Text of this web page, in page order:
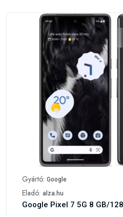
Gyártó: Google
Eladó: alza.hu
Google Pixel 7 5G 8 GB/